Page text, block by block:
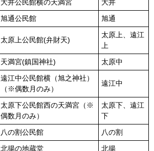
大井公民館横の天満宮
大井
旭通公民館 旭通
太原上公民館(弁財天)
太原上、遠江
上
天満宮(鎮国神社) 太原中
遠江中公民館横（旭之神社）
（※偶数月のみ）
遠江中
太原下公民館西の天満宮（※
偶数月のみ）
太原下、遠江
下
八の割公民館
八の割
北揚の地蔵堂
北揚